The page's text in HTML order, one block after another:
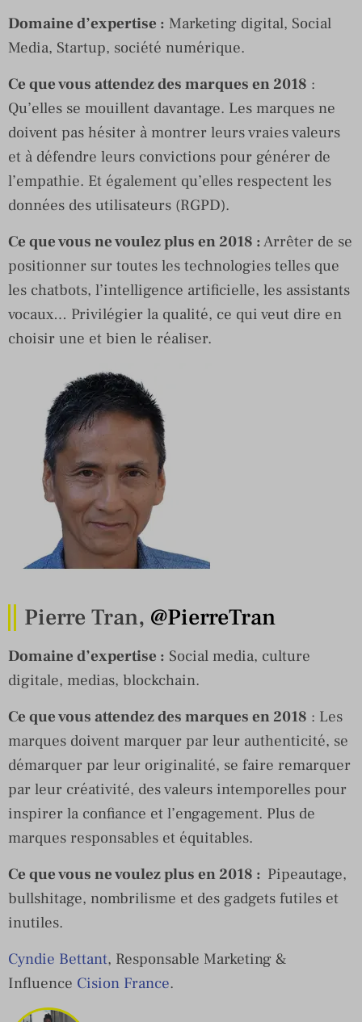
Domaine d’expertise : Marketing digital, Social
Media, Startup, société numérique.
Ce que vous attendez des marques en 2018 :
Qu’elles se mouillent davantage. Les marques ne
doivent pas hésiter à montrer leurs vraies valeurs
et à défendre leurs convictions pour générer de
l’empathie. Et également qu’elles respectent les
données des utilisateurs (RGPD).
Ce que vous ne voulez plus en 2018 :Arrêter de se
positionner sur toutes les technologies telles que
les chatbots, l’intelligence artificielle, les assistants
vocaux… Privilégier la qualité, ce qui veut dire en
choisir une et bien le réaliser.
Pierre Tran, @PierreTran
Domaine d’expertise : Social media, culture
digitale, medias, blockchain.
Ce que vous attendez des marques en 2018 : Les
marques doivent marquer par leur authenticité, se
démarquer par leur originalité, se faire remarquer
par leur créativité, des valeurs intemporelles pour
inspirer la confiance et l’engagement. Plus de
marques responsables et équitables.
Ce que vous ne voulez plus en 2018 : Pipeautage,
bullshitage, nombrilisme et des gadgets futiles et
inutiles.
Cyndie Bettant, Responsable Marketing &
Influence Cision France.